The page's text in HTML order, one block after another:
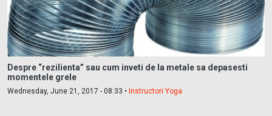
Despre “rezilienta” sau cum inveti de la metale sa depasesti
momentele grele
Wednesday, June 21, 2017 - 08:33 • Instructori Yoga